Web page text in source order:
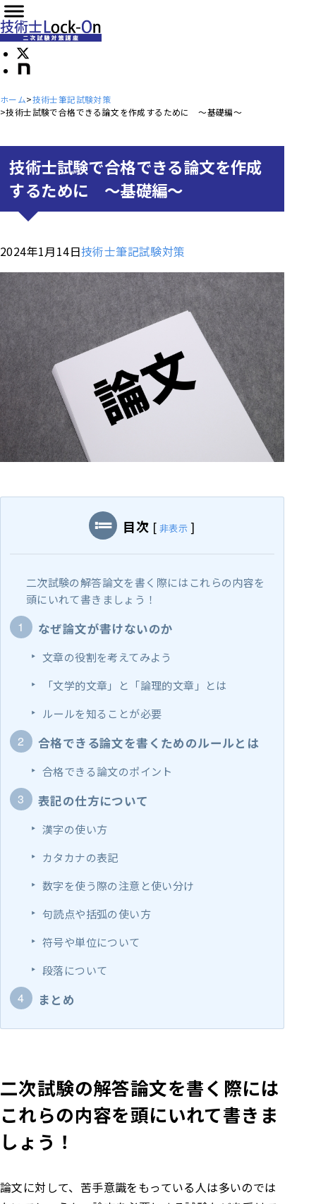
ホーム 技術士筆記試験対策
技術士試験で合格できる論文を作成するために ～基礎編～
技術士試験で合格できる論文を作成
するために ～基礎編～
2024年1月14日技術士筆記試験対策
目次 [ 非表示 ]
二次試験の解答論文を書く際にはこれらの内容を
頭にいれて書きましょう！
なぜ論文が書けないのか
文章の役割を考えてみよう
「文学的文章」と「論理的文章」とは
ルールを知ることが必要
合格できる論文を書くためのルールとは
合格できる論文のポイント
表記の仕方について
漢字の使い方
カタカナの表記
数字を使う際の注意と使い分け
句読点や括弧の使い方
符号や単位について
段落について
まとめ
二次試験の解答論文を書く際には
これらの内容を頭にいれて書きま
しょう！
論文に対して、苦手意識をもっている人は多いのでは